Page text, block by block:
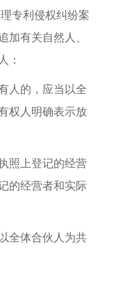
专利侵权纠纷案
有关自然人、
：
人的，应当以全
权人明确表示放
照上登记的经营
的经营者和实际
全体合伙人为共